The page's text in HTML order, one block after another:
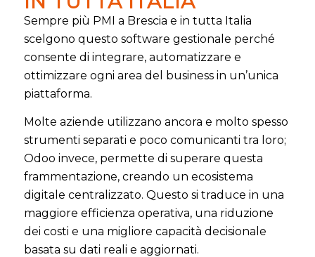
Sempre più PMI a Brescia e in tutta Italia
scelgono questo software gestionale perché
consente di integrare, automatizzare e
ottimizzare ogni area del business in un’unica
piattaforma.
Molte aziende utilizzano ancora e molto spesso
strumenti separati e poco comunicanti tra loro;
Odoo invece, permette di superare questa
frammentazione, creando un ecosistema
digitale centralizzato. Questo si traduce in una
maggiore efficienza operativa, una riduzione
dei costi e una migliore capacità decisionale
basata su dati reali e aggiornati.